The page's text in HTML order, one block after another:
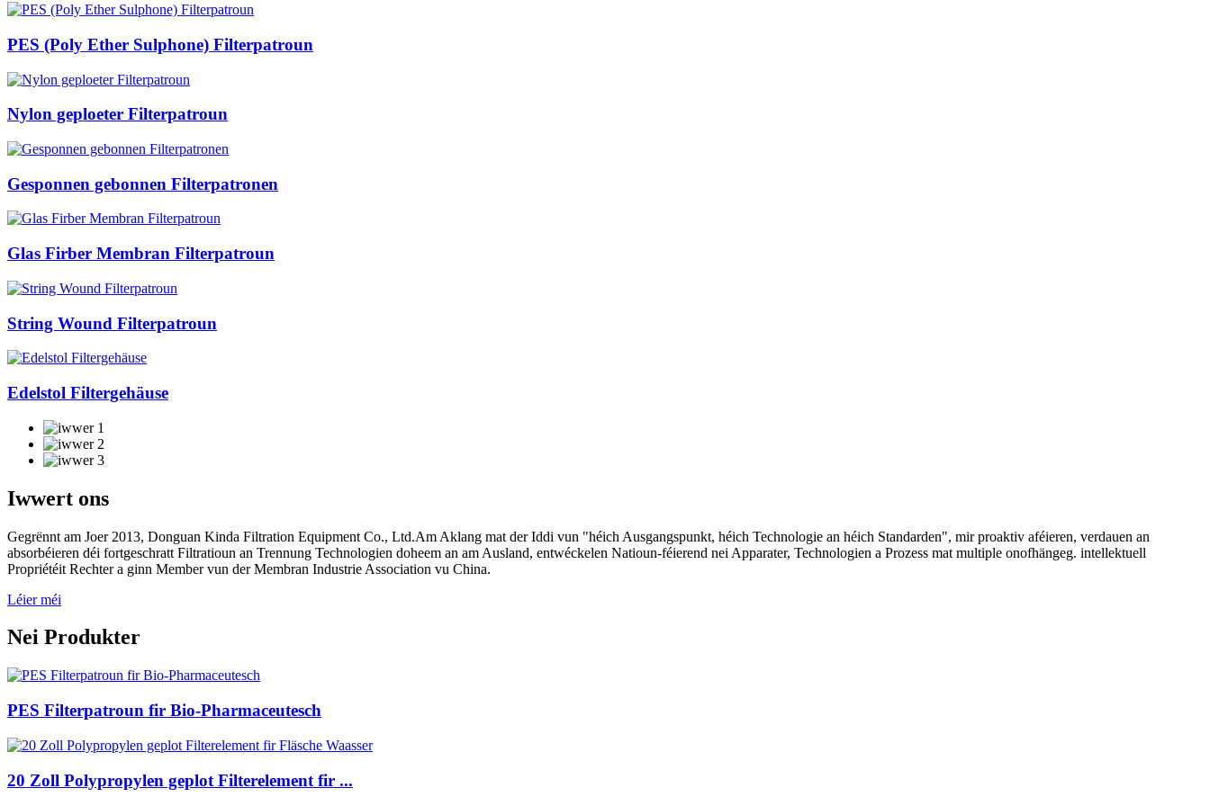
PES (Poly Ether Sulphone) Filterpatroun
Nylon geploeter Filterpatroun
Gesponnen gebonnen Filterpatronen
Glas Firber Membran Filterpatroun
String Wound Filterpatroun
Edelstol Filtergehäuse
Iwwert ons
Gegrënnt am Joer 2013, Donguan Kinda Filtration Equipment Co., Ltd.Am Aklang mat der Iddi vun "héich Ausgangspunkt, héich Technologie an héich Standarden", mir proaktiv aféieren, verdauen an
absorbéieren déi fortgeschratt Filtratioun an Trennung Technologien doheem an am Ausland, entwéckelen Natioun-féierend nei Apparater, Technologien a Prozess mat multiple onofhängeg. intellektuell
Propriétéit Rechter a ginn Member vun der Membran Industrie Association vu China.
Léier méi
Nei Produkter
PES Filterpatroun fir Bio-Pharmaceutesch
20 Zoll Polypropylen geplot Filterelement fir ...